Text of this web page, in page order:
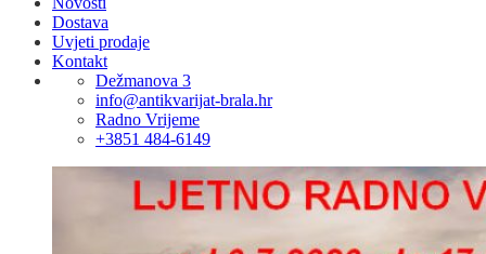
Dostava
Uvjeti prodaje
Kontakt
Dežmanova 3
info@antikvarijat-brala.hr
Radno Vrijeme
+3851 484-6149